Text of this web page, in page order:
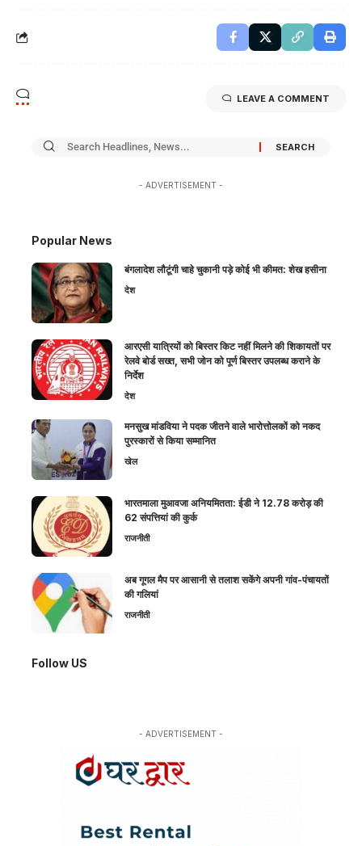
LEAVE A COMMENT
- ADVERTISEMENT -
Popular News
बंगलादेश लौटूंगी चाहे चुकानी पड़े कोई भी कीमत: शेख हसीना
देश
आरएसी यात्रियों को बिस्तर किट नहीं मिलने की शिकायतों पर
रेलवे बोर्ड सख्त, सभी जोन को पूर्ण बिस्तर उपलब्ध कराने के
निर्देश
देश
मनसुख मांडविया ने पदक जीतने वाले भारोत्तोलकों को नकद
पुरस्कारों से किया सम्मानित
खेल
भारतमाला मुआवजा अनियमितता: ईडी ने 12.78 करोड़ की
62 संपत्तियां की कुर्क
राजनीती
अब गूगल मैप पर आसानी से तलाश सकेंगे अपनी गांव-पंचायतों
की गलियां
राजनीती
Follow US
- ADVERTISEMENT -